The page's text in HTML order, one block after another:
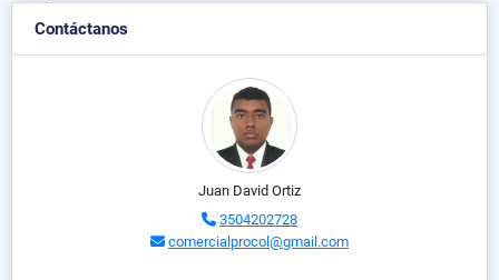
Contáctanos
Juan David Ortiz
3504202728
comercialprocol@gmail.com